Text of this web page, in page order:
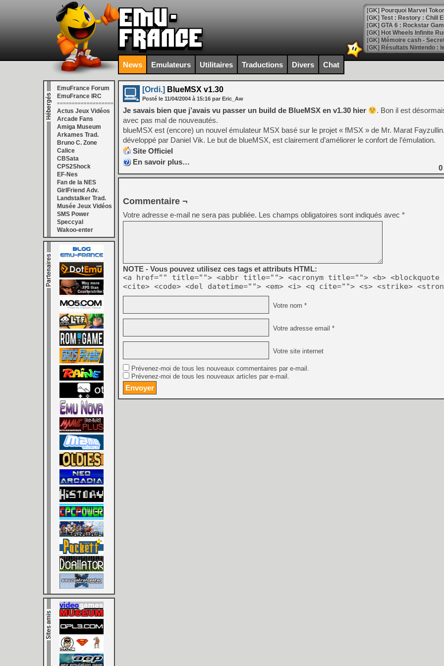
[GK] Pourquoi Marvel
[GK] Test : Restory : Chill
[GK] GTA 6 : Rockstar
[GK] Hot Wheels Infinite
[GK] Mémoire cash -
[GK] Résultats Nintendo :
[GK] Déjà des
[Mo5] Brickboy cherche à
[GK] Minecraft et ses «
[GK] Beast of
[GK] Ubisoft : fin de partie
[GK] Mémoire cash -
[GK] Dan Houser (GTA)
[GK] Comment EA Sports
[GK] Crimson Moon : un
[GK] Isle of Reveries : le
[GK] Moonlighter 2 : The
[GK] Capcom relance
[Mo5] Deux inédits du
[GK] Le beat'em up The
[GK] Endless Legend 2 :
[LS] [PS5] Le WebKit
[GK] Oubliez Crazy Taxi,
[LS] [Switch] NSZ 5.0.0
[GK] No More Room in
[GK] Un chatbot Atelier
[GK] Mémoire cash -
[GK] Nvidia : le prix des
[GK] Suikoden Star Leap
[Mo5] La mini borne
News Emulateurs Utilitaires Traductions Divers Chat
EmuFrance Forum
EmuFrance IRC
===================
Actus Jeux Vidéos
Arcade Fans
Amiga Museum
Arkames Trad.
Bruno C. Zone
Calice
CBSata
CPS2Shock
EF-Nes
Fan de la NES
GirlFriend Adv.
Landstalker Trad.
Musée Jeux Vidéos
SMS Power
Speccyal
Wakoo-enter
[Ordi.] BlueMSX v1.30
Posté le 11/04/2004 à 15:16 par Eric_Aw
Je savais bien que j’avais vu passer un build de BlueMSX en v1.30 hier
. Bon il est
avec pas mal de nouveautés.
blueMSX est (encore) un nouvel émulateur MSX basé sur le projet « fMSX » de Mr. Marat
développé par Daniel Vik. Le but de blueMSX, est clairement d’améliorer le confort de l’émulation.
Site Officiel
En savoir plus…
0
Commentaire ¬
Votre adresse e-mail ne sera pas publiée. Les champs obligatoires sont indiqués avec *
NOTE - Vous pouvez utilisez ces tags et attributs HTML:
<a href="" title=""> <abbr title=""> <acronym title=""> <b> <blockquote
<cite> <code> <del datetime=""> <em> <i> <q cite=""> <s> <strike>
Votre nom *
Votre adresse email *
Votre site internet
Prévenez-moi de tous les nouveaux commentaires par e-mail.
Prévenez-moi de tous les nouveaux articles par e-mail.